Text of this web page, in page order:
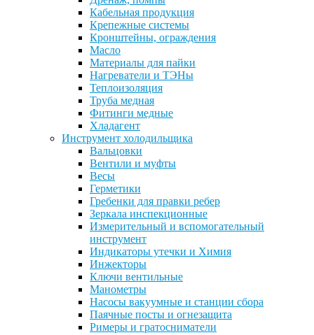
Кабельная продукция
Крепежные системы
Кронштейны, ограждения
Масло
Материалы для пайки
Нагреватели и ТЭНы
Теплоизоляция
Труба медная
Фитинги медные
Хладагент
Инструмент холодильщика
Вальцовки
Вентили и муфты
Весы
Герметики
Гребенки для правки ребер
Зеркала инспекционные
Измерительный и вспомогательный
инструмент
Индикаторы утечки и Химия
Инжекторы
Ключи вентильные
Манометры
Насосы вакуумные и станции сбора
Паячные посты и огнезащита
Римеры и гратосниматели